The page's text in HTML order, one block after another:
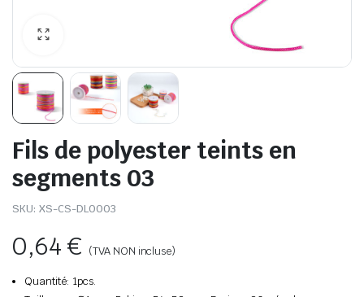
Fils de polyester teints en
segments 03
SKU: XS-CS-DL0003
0,64€ (TVA NON incluse)
Quantité: 1pcs.